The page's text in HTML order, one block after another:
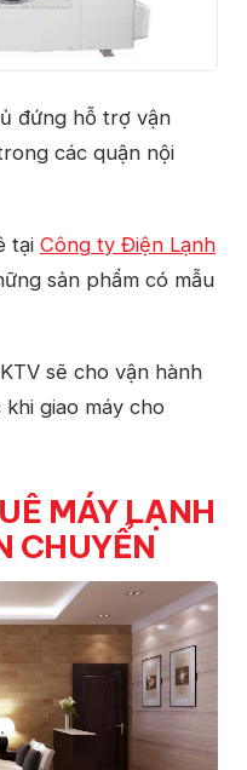
đứng hỗ trợ vận
các quận nội
tại Công ty Điện Lạnh
sản phẩm có mẫu
sẽ cho vận hành
giao máy cho
MÁY LẠNH
CHUYỂN